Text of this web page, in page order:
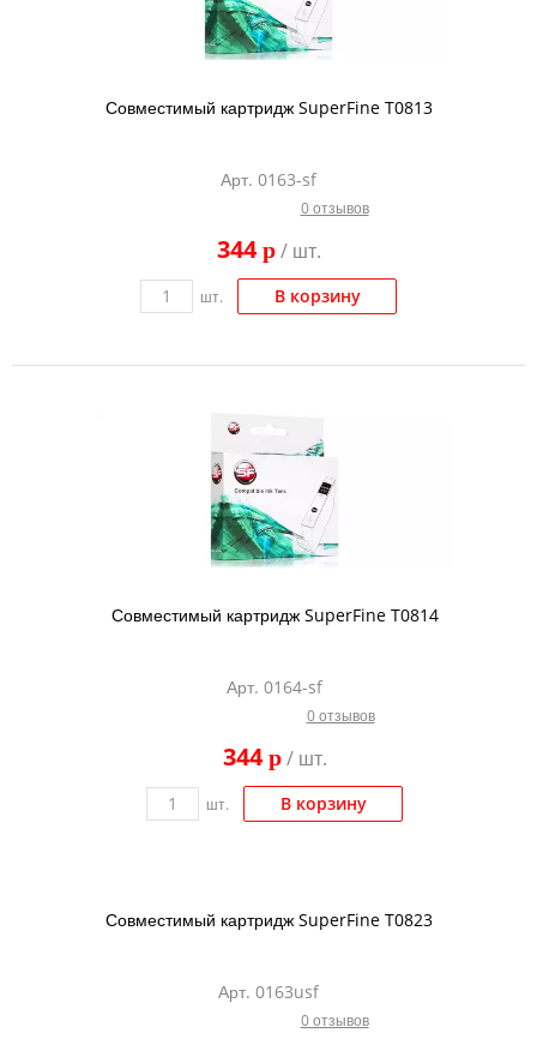
Совместимый картридж SuperFine T0813
Арт. 0163-sf
0 отзывов
344p/ шт.
шт. В корзину
Совместимый картридж SuperFine T0814
Арт. 0164-sf
0 отзывов
344p/ шт.
шт. В корзину
Совместимый картридж SuperFine T0823
Арт. 0163usf
0 отзывов